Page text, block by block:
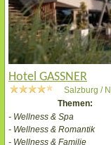
Hotel GASSNER
Salzburg /
Themen:
- Wellness & Spa
- Wellness & Romantik
- Wellness & Familie